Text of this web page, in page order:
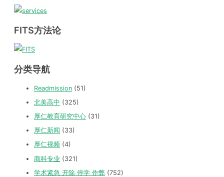
FITS方法论
分类导航
Readmission (51)
北美高中 (325)
厚仁教育研究中心 (31)
厚仁新闻 (33)
厚仁视频 (4)
商科专业 (321)
学术紧急 开除 停学 作弊 (752)